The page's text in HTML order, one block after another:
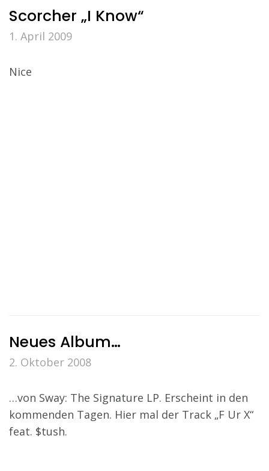
Scorcher „I Know“
1. April 2009
Nice
Neues Album…
2. Oktober 2008
…von Sway: The Signature LP. Erscheint in den
kommenden Tagen. Hier mal der Track „F Ur X“
feat. $tush.